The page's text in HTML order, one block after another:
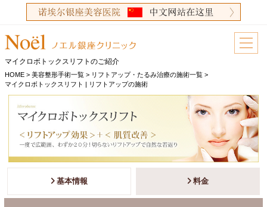
マイクロボトックスリフトのご紹介
HOME >美容整形手術一覧 > リフトアップ・たるみ治療の施術一覧 >
マイクロボトックスリフト | リフトアップの施術
基本情報 料金